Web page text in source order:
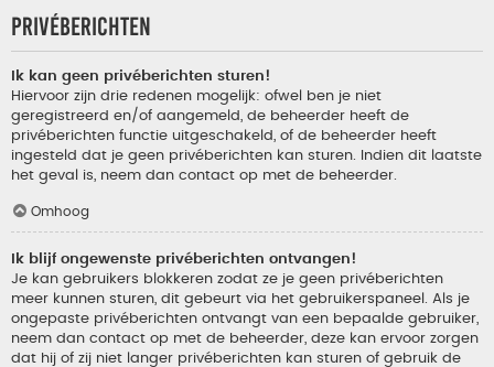
Privéberichten
Ik kan geen privéberichten sturen!
Hiervoor zijn drie redenen mogelijk: ofwel ben je niet
geregistreerd en/of aangemeld, de beheerder heeft de
privéberichten functie uitgeschakeld, of de beheerder heeft
ingesteld dat je geen privéberichten kan sturen. Indien dit laatste
het geval is, neem dan contact op met de beheerder.
Omhoog
Ik blijf ongewenste privéberichten ontvangen!
Je kan gebruikers blokkeren zodat ze je geen privéberichten
meer kunnen sturen, dit gebeurt via het gebruikerspaneel. Als je
ongepaste privéberichten ontvangt van een bepaalde gebruiker,
neem dan contact op met de beheerder, deze kan ervoor zorgen
dat hij of zij niet langer privéberichten kan sturen of gebruik de